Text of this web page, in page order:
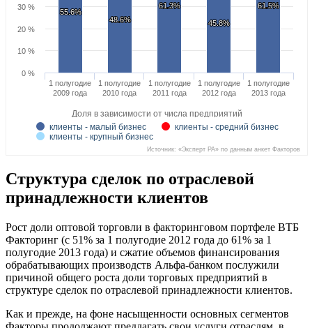
Доля в зависимости от числа предприятий
55.6%
55.6%
48.6%
48.6%
61.3%
61.3%
45.8%
45.8%
61.5%
61.5%
клиенты - малый бизнес
клиенты - средний бизнес
клиенты - крупный бизнес
1 полугодие
2009 года
1 полугодие
2010 года
1 полугодие
2011 года
1 полугодие
2012 года
1 полугодие
2013 года
0 %
10 %
20 %
30 %
Источник: «Эксперт РА» по данным анкет Факторов
Структура сделок по отраслевой
принадлежности клиентов
Рост доли оптовой торговли в факторинговом портфеле ВТБ
Факторинг (с 51% за 1 полугодие 2012 года до 61% за 1
полугодие 2013 года) и сжатие объемов финансирования
обрабатывающих производств Альфа-банком послужили
причиной общего роста доли торговых предприятий в
структуре сделок по отраслевой принадлежности клиентов.
Как и прежде, на фоне насыщенности основных сегментов